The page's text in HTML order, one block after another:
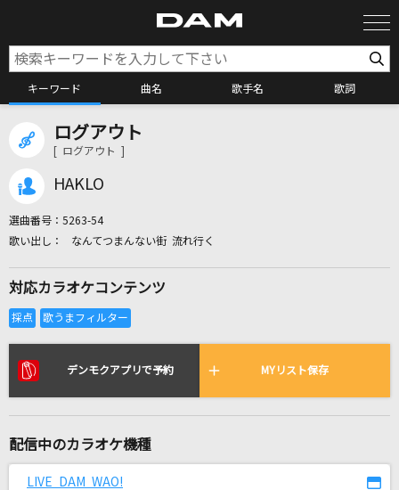
キーワード 曲名 歌手名 歌詞
リアルタイムで歌われている曲の一覧
[生音]異邦人～シルクロードのテーマ～
ログアウト
[ ログアウト ]
HAKLO
選曲番号： 5263-54
なんてつまんない街 流れ行く
対応カラオケコンテンツ
デンモクアプリで予約 MYリスト保存
配信中のカラオケ機種
LIVE DAM WAO!